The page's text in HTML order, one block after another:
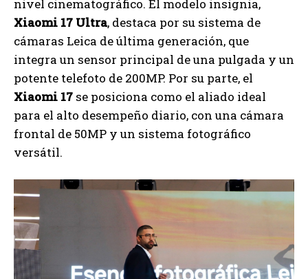
nivel cinematográfico. El modelo insignia,
Xiaomi 17 Ultra, destaca por su sistema de
cámaras Leica de última generación, que
integra un sensor principal de una pulgada y un
potente telefoto de 200MP. Por su parte, el
Xiaomi 17 se posiciona como el aliado ideal
para el alto desempeño diario, con una cámara
frontal de 50MP y un sistema fotográfico
versátil.